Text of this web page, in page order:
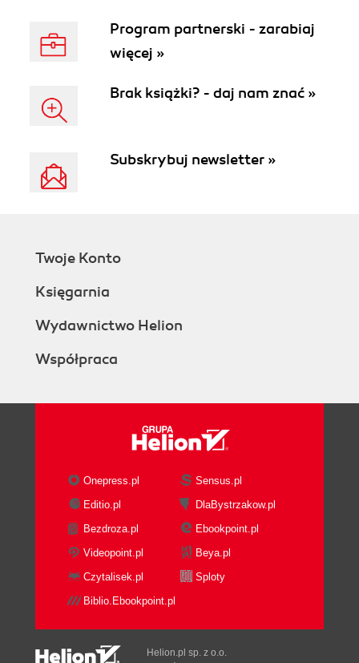
Program partnerski - zarabiaj
więcej »
Brak książki? - daj nam znać »
Subskrybuj newsletter »
Twoje Konto
Księgarnia
Wydawnictwo Helion
Współpraca
Onepress.pl
Sensus.pl
Editio.pl
DlaBystrzakow.pl
Bezdroza.pl
Ebookpoint.pl
Videopoint.pl
Beya.pl
Czytalisek.pl
Sploty
Biblio.Ebookpoint.pl
Helion.pl sp. z o.o.